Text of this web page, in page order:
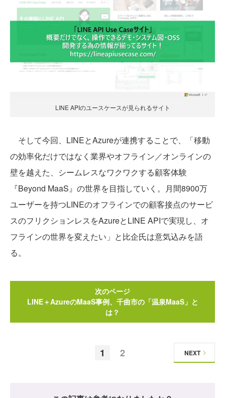
LINE APIのユースケースが見られるサイト
そして今回、LINEとAzureが連携することで、「移動
の効率化だけではなく業界やオフライン／オンラインの
壁を越えた、シームレスなワクワクする顧客体験
『Beyond MaaS』の世界を目指していく。月間8900万
ユーザーを持つLINEのオフラインでの顧客接点のサービ
スのフリクションレスをAzureとLINE APIで実現し、オ
フラインの世界を変えたい」と比企氏は意気込みを語
る。
次のページ
LINE＋AzureのMaaS事例、千曲市の「温泉MaaS」と
は？
1 2 NEXT